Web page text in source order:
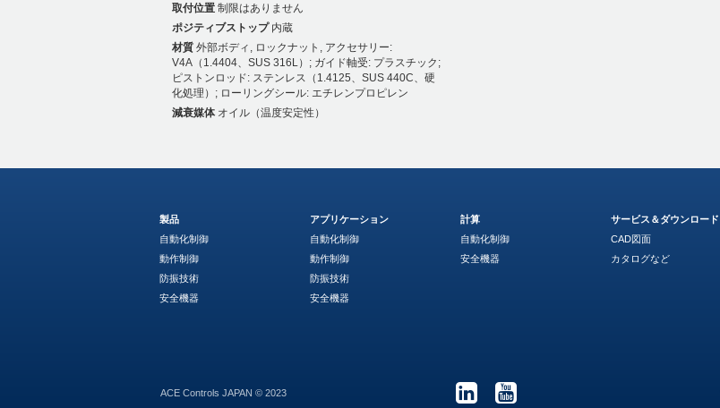
取付位置 制限はありません
ポジティブストップ内蔵
材質 外部ボディ, ロックナット, アクセサリー:
V4A（1.4404、SUS 316L）; ガイド軸受: プラスチック;
ピストンロッド: ステンレス（1.4125、SUS 440C、硬
化処理）; ローリングシール: エチレンプロピレン
減衰媒体オイル（温度安定性）
製品
自動化制御
動作制御
防振技術
安全機器
アプリケーション
自動化制御
動作制御
防振技術
安全機器
計算
自動化制御
安全機器
サービス＆ダウンロード
CAD図面
カタログなど
ACE Controls JAPAN © 2023